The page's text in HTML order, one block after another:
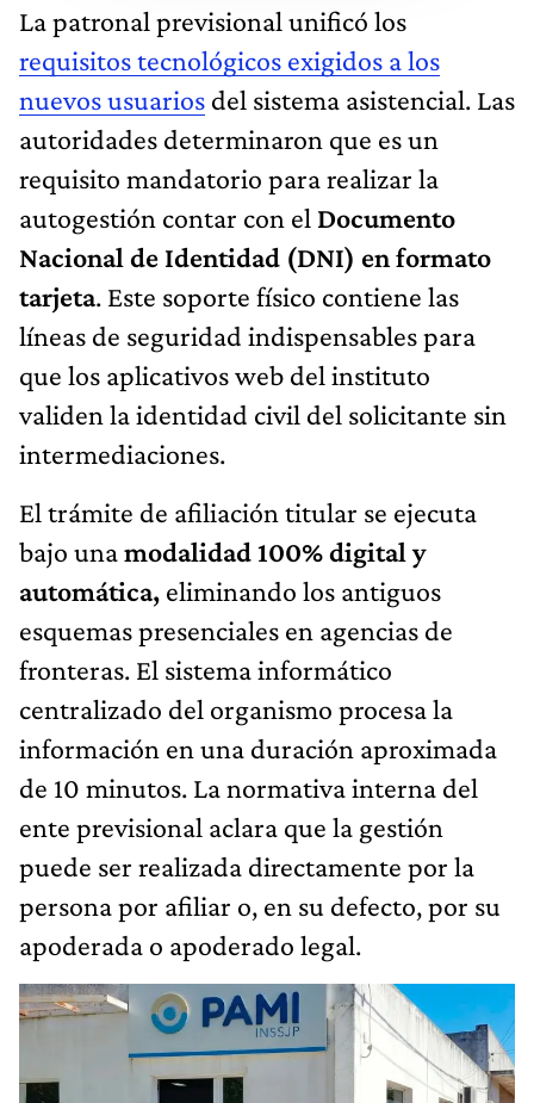
La patronal previsional unificó los
requisitos tecnológicos exigidos a los
nuevos usuarios del sistema asistencial. Las
autoridades determinaron que es un
requisito mandatorio para realizar la
autogestión contar con el Documento
Nacional de Identidad (DNI) en formato
tarjeta. Este soporte físico contiene las
líneas de seguridad indispensables para
que los aplicativos web del instituto
validen la identidad civil del solicitante sin
intermediaciones.
El trámite de afiliación titular se ejecuta
bajo unamodalidad 100% digital y
automática, eliminando los antiguos
esquemas presenciales en agencias de
fronteras. El sistema informático
centralizado del organismo procesa la
información en una duración aproximada
de 10 minutos. La normativa interna del
ente previsional aclara que la gestión
puede ser realizada directamente por la
persona por afiliar o, en su defecto, por su
apoderada o apoderado legal.